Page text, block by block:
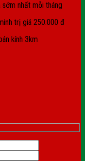
sớm nhất mỗi tháng
trị giá 250.000 đ
kính 3km